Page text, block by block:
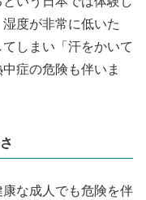
度が非常に低いた
しまい「汗をかいて
症の危険も伴いま
な成人でも危険を伴